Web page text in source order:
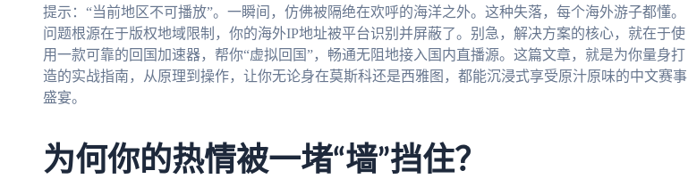
提示：“当前地区不可播放”。一瞬间，仿佛被隔绝在欢呼的海洋之外。这种失落，每个海外游子都懂。
问题根源在于版权地域限制，你的海外IP地址被平台识别并屏蔽了。别急，解决方案的核心，就在于使
用一款可靠的回国加速器，帮你“虚拟回国”，畅通无阻地接入国内直播源。这篇文章，就是为你量身打
造的实战指南，从原理到操作，让你无论身在莫斯科还是西雅图，都能沉浸式享受原汁原味的中文赛事
盛宴。
为何你的热情被一堵“墙”挡住？